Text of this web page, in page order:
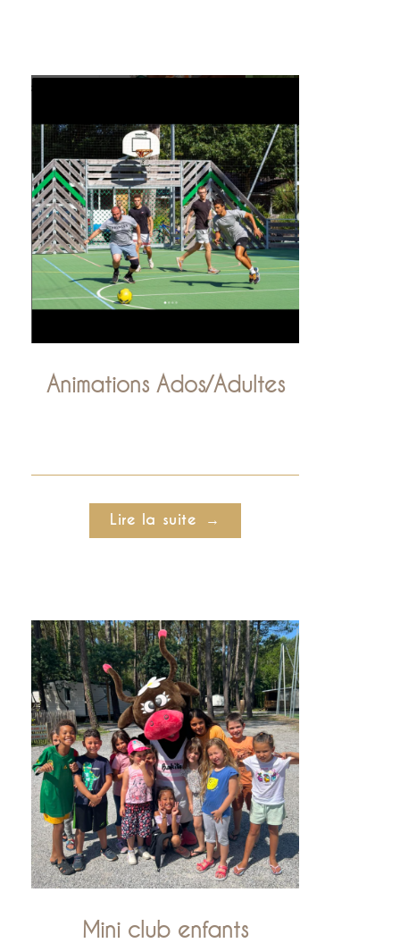
Animations Ados/Adultes
Lire la suite
Mini club enfants